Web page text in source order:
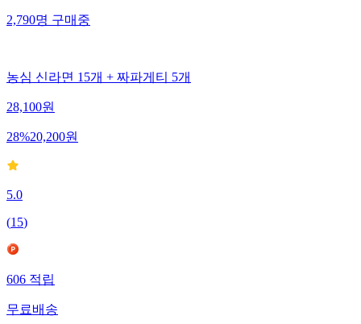
2,790명구매중
농심 신라면 15개 + 짜파게티 5개
28,100원
28%20,200원
5.0
(15)
606적립
무료배송